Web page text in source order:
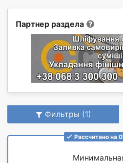
Партнер раздела
Фильтры (1)
Рассчитано на